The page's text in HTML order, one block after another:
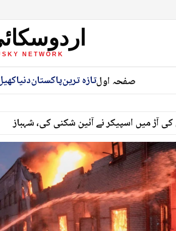
NETWORK
صفحہ اولتازہ ترینپاکستاندنیا
آڑ میں اسپیکر نے آئین شکنی کی، شہباز